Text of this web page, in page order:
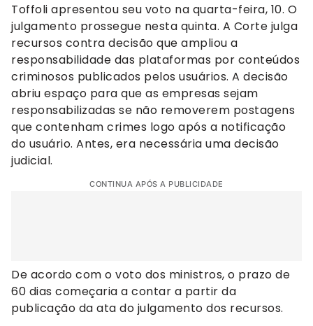
Toffoli apresentou seu voto na quarta-feira, 10. O
julgamento prossegue nesta quinta. A Corte julga
recursos contra decisão que ampliou a
responsabilidade das plataformas por conteúdos
criminosos publicados pelos usuários. A decisão
abriu espaço para que as empresas sejam
responsabilizadas se não removerem postagens
que contenham crimes logo após a notificação
do usuário. Antes, era necessária uma decisão
judicial.
CONTINUA APÓS A PUBLICIDADE
De acordo com o voto dos ministros, o prazo de
60 dias começaria a contar a partir da
publicação da ata do julgamento dos recursos.